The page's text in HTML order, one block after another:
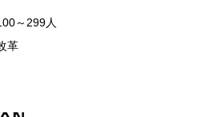
～299人
革